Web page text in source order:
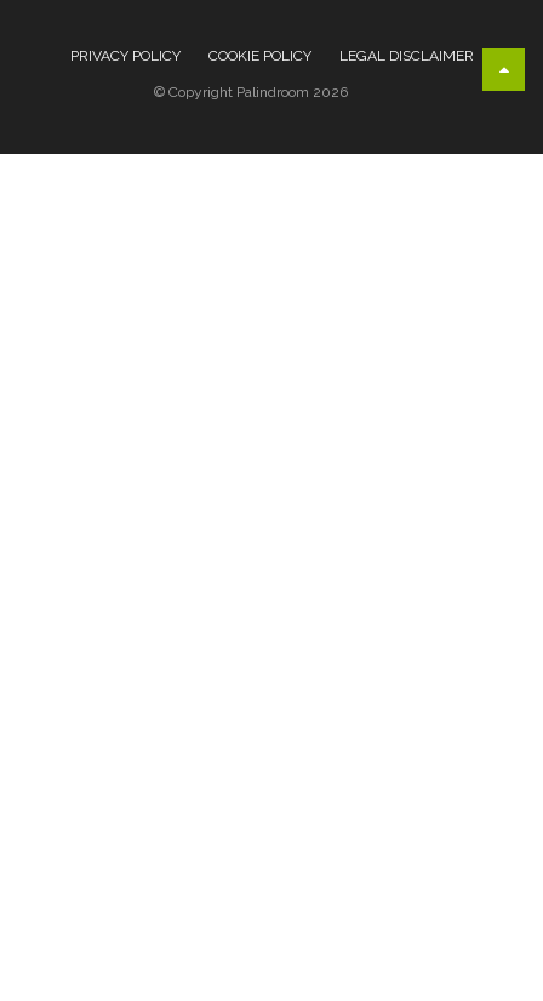
PRIVACY POLICY COOKIE POLICY LEGAL DISCLAIMER
© Copyright Palindroom 2026